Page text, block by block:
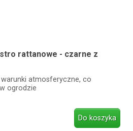
rattanowe - czarne z
atmosferyczne, co
ogrodzie
Do koszyka